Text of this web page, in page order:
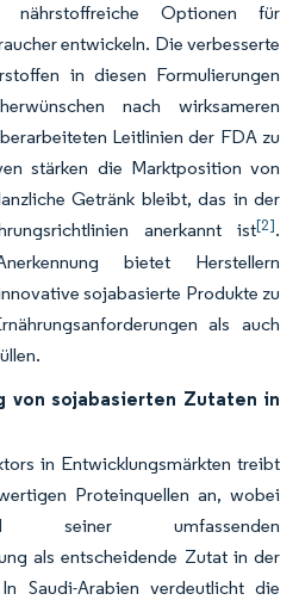
nährstoffreiche Optionen für
entwickeln. Die verbesserte
in diesen Formulierungen
nach wirksameren
Leitlinien der FDA zu
stärken die Marktposition von
Getränk bleibt, das in der
anerkannt ist[2].
bietet Herstellern
sojabasierte Produkte zu
als auch
von sojabasierten Zutaten in
in Entwicklungsmärkten treibt
Proteinquellen an, wobei
seiner umfassenden
als entscheidende Zutat in der
Saudi-Arabien verdeutlicht die